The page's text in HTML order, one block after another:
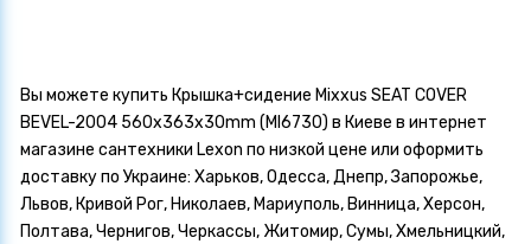
Вы можете купить Крышка+сидение Mixxus SEAT COVER
BEVEL-2004 560х363х30mm (MI6730) в Киеве в интернет
магазине сантехники Lexon по низкой цене или оформить
доставку по Украине: Харьков, Одесса, Днепр, Запорожье,
Львов, Кривой Рог, Николаев, Мариуполь, Винница, Херсон,
Полтава, Чернигов, Черкассы, Житомир, Сумы, Хмельницкий,